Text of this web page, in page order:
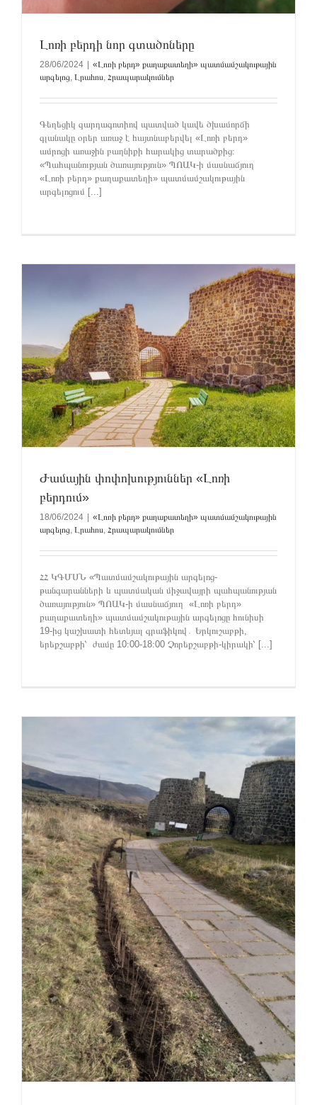
Լոռի բերդի նոր գտածոները
28/06/2024
«Լոռի բերդ» քաղաքատեղի» պատմամշակութային
արգելոց, Լրահոս, Հրապարակումներ
Գեղեցիկ զարդագոտիով պատված կավե ծխամորճի
գլանակը օրեր առաջ է հայտնաբերվել «Լոռի բերդ»
ամրոցի առաջին բաղնիքի հարակից տարածքից։
«Պահպանության ծառայություն» ՊՈԱԿ-ի մասնաճյուղ
«Լոռի բերդ» քաղաքատեղի» պատմամշակութային
արգելոցում [...]
Ժամային փոփոխություններ «Լոռի
բերդում»
18/06/2024 | «Լոռի բերդ» քաղաքատեղի» պատմամշակութային
արգելոց Լրահոս Հրապարակումներ
ՀՀ ԿԳՄՍՆ «Պատմամշակութային արգելոց-
թանգարանների և պատմական միջավայրի պահպանության
ծառայություն» ՊՈԱԿ-ի մասնաճյուղ «Լոռի բերդ»
քաղաքատեղի» պատմամշակութային արգելոցը հունիսի
19-ից կաշխատի հետևյալ գրաֆիկով․ Երկուշաբթի,
երեքշաբթի՝ ժամը 10։00-18։00 Չորեքշաբթի-կիրակի՝ [...]